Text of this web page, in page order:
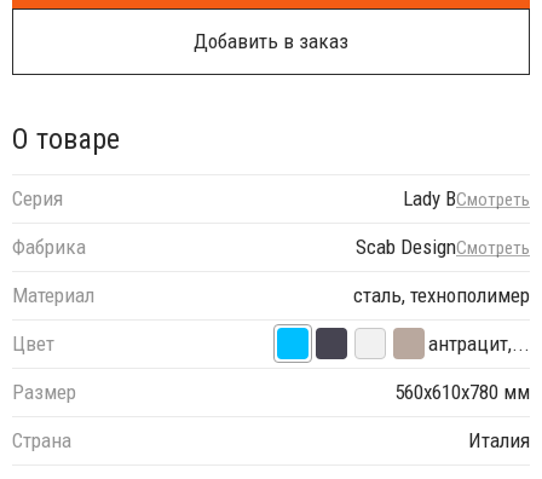
Добавить в заказ
О товаре
Серия Lady BСмотреть
Фабрика Scab DesignСмотреть
Материал
сталь, технополимер
Цвет
антрацит,...
Размер
560х610х780 мм
Страна
Италия